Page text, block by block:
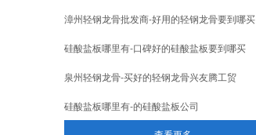
隔音减震垫
阻尼隔音毡
吸音棉系列
漳州轻钢龙骨批发商-好用的轻钢龙骨要到哪买
硅酸盐板哪里有-口碑好的硅酸盐板要到哪买
泉州轻钢龙骨-买好的轻钢龙骨兴友腾工贸
硅酸盐板哪里有-的硅酸盐板公司